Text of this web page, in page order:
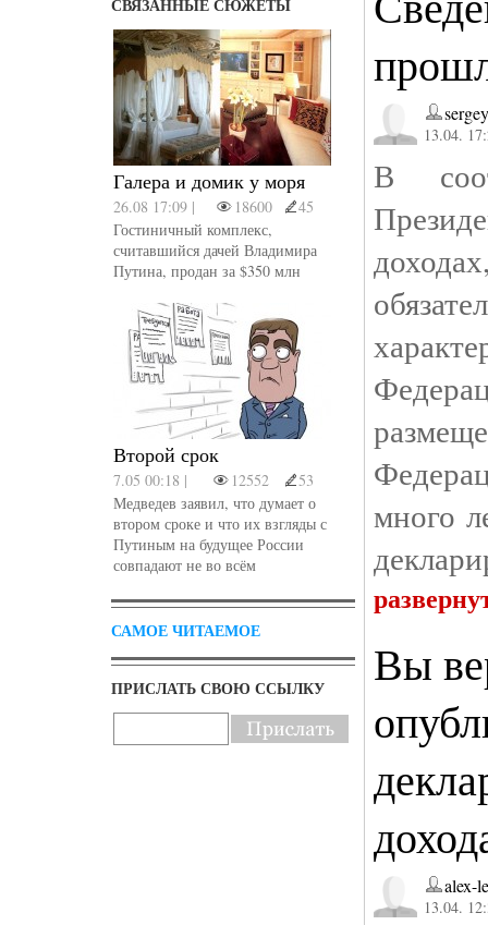
СВЯЗАННЫЕ СЮЖЕТЫ
Галера и домик у моря
26.08 17:09 | 18600
45
Гостиничный комплекс,
считавшийся дачей Владимира
Путина, продан за $350 млн
Второй срок
7.05 00:18 | 12552
53
Медведев заявил, что думает о
втором сроке и что их взгляды с
Путиным на будущее России
совпадают не во всём
САМОЕ ЧИТАЕМОЕ
ПРИСЛАТЬ СВОЮ ССЫЛКУ
13.04.
В
много
Вы
alex-
13.04.